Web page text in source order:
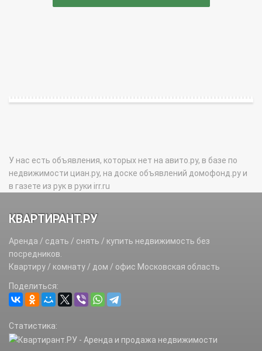
У нас есть объявления, которых нет на авито.ру, в базе по
недвижимости циан.ру, на доске объявлений домофонд.ру и
в газете из рук в руки irr.ru
КВАРТИРАНТ.РУ
Аренда / сдать / снять / купить недвижимость без
посредников.
Квартиру / комнату / дом / офис Московская область
Поделиться:
Статистика: